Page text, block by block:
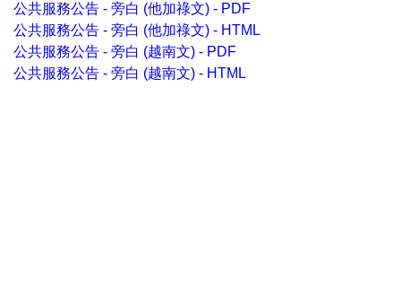
公共服務公告 - 旁白 (他加祿文) - PDF
公共服務公告 - 旁白 (他加祿文) - HTML
公共服務公告 - 旁白 (越南文) - PDF
公共服務公告 - 旁白 (越南文) - HTML